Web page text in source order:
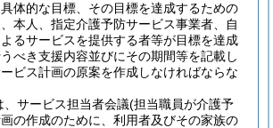
体的な目標、その目標を達成するための
本人、指定介護予防サービス事業者、自
るサービスを提供する者等が目標を達成
べき支援内容並びにその期間等を記載し
ビス計画の原案を作成しなければならな
、サービス担当者会議(担当職員が介護予
の作成のために、利用者及びその家族の